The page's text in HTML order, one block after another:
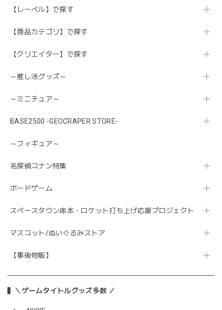
【レーベル】で探す
【商品カテゴリ】で探す
【クリエイター】で探す
～推し活グッズ～
～ミニチュア～
BASE2500 -GEOCRAPER STORE-
～フィギュア～
名探偵コナン特集
ボードゲーム
スペースタウン串本・ロケット打ち上げ応援プロジェクト
マスコット/ぬいぐるみストア
【事後物販】
＼ゲームタイトルグッズ多数 ／